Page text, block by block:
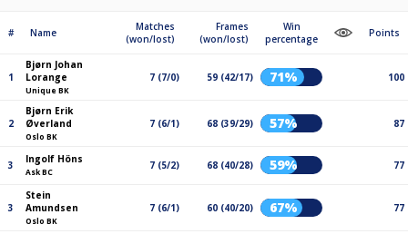
# Name
Matches
(won/lost)
Frames
(won/lost)
Win
percentage
Points
1
Bjørn Johan
Lorange
Unique BK
7 (7/0) 59 (42/17) 71% 100
2
Bjørn Erik
Øverland
Oslo BK
7 (6/1) 68 (39/29) 57% 87
3 Ingolf Höns
Ask BC
7 (5/2) 68 (40/28) 59% 77
3
Stein
Amundsen
Oslo BK
7 (6/1) 60 (40/20) 67% 77